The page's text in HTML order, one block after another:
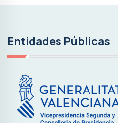
Entidades Públicas